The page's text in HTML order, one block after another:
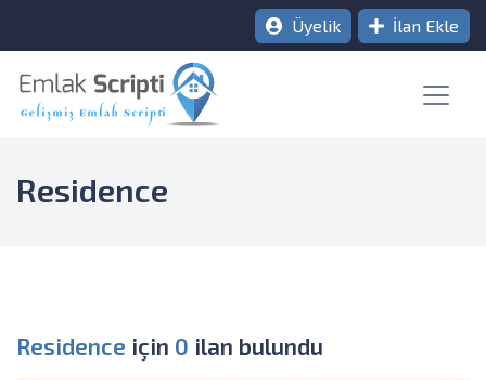
Üyelik İlan Ekle
Residence
Residence için 0 ilan bulundu